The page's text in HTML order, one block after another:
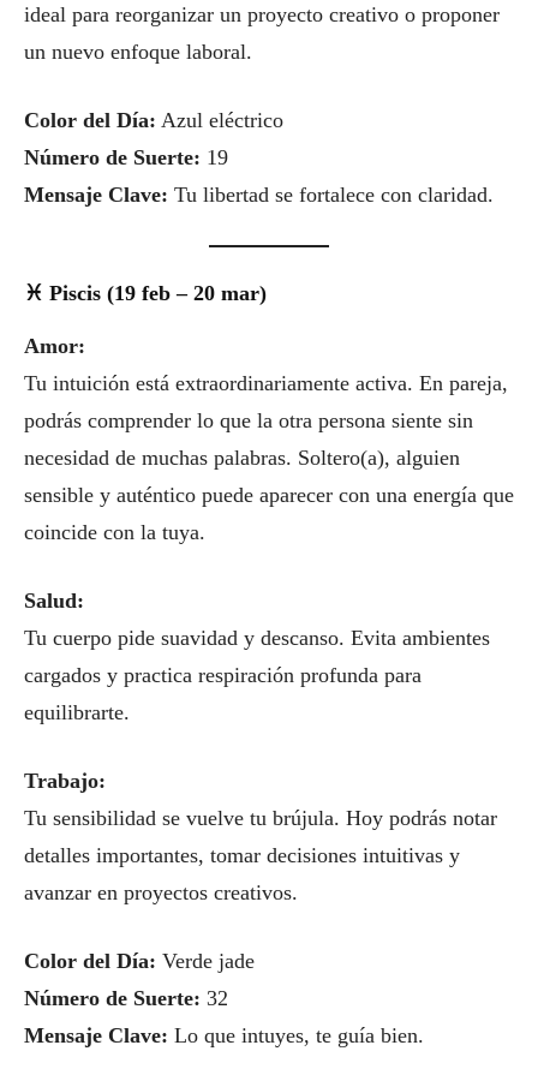
ideal para reorganizar un proyecto creativo o proponer
un nuevo enfoque laboral.
Color del Día: Azul eléctrico
Número de Suerte: 19
Mensaje Clave: Tu libertad se fortalece con claridad.
♓ Piscis (19 feb – 20 mar)
Amor:
Tu intuición está extraordinariamente activa. En pareja,
podrás comprender lo que la otra persona siente sin
necesidad de muchas palabras. Soltero(a), alguien
sensible y auténtico puede aparecer con una energía que
coincide con la tuya.
Salud:
Tu cuerpo pide suavidad y descanso. Evita ambientes
cargados y practica respiración profunda para
equilibrarte.
Trabajo:
Tu sensibilidad se vuelve tu brújula. Hoy podrás notar
detalles importantes, tomar decisiones intuitivas y
avanzar en proyectos creativos.
Color del Día: Verde jade
Número de Suerte: 32
Mensaje Clave: Lo que intuyes, te guía bien.